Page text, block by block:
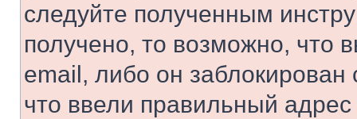
следуйте полученным
получено, то возможно, что
email, либо он
что ввели правильный адрес